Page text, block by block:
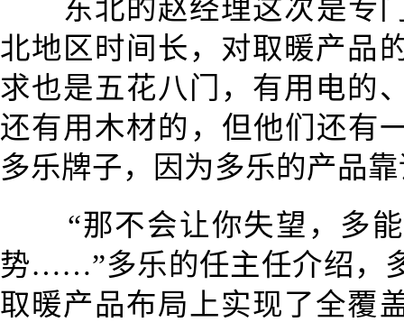
东北的赵经理这次是专
北地区时间长，对取暖产品
求也是五花八门，有用电的
还有用木材的，但他们还
多乐牌子，因为多乐的产品
“那不会让你失望，多
势……”多乐的任主任介绍，
取暖产品布局上实现了全覆